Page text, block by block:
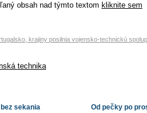
obsah nad týmto textom kliknite sem
krajiny posilnia vojensko-technickú
technika
Od pečky po
sekania